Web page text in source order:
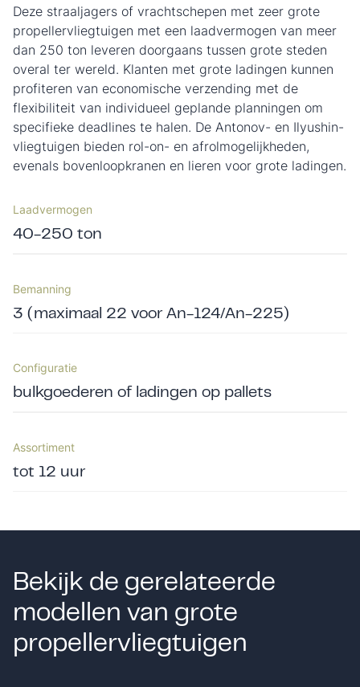
Deze straaljagers of vrachtschepen met zeer grote
propellervliegtuigen met een laadvermogen van meer
dan 250 ton leveren doorgaans tussen grote steden
overal ter wereld. Klanten met grote ladingen kunnen
profiteren van economische verzending met de
flexibiliteit van individueel geplande planningen om
specifieke deadlines te halen. De Antonov- en Ilyushin-
vliegtuigen bieden rol-on- en afrolmogelijkheden,
evenals bovenloopkranen en lieren voor grote ladingen.
Laadvermogen
40-250 ton
Bemanning
3 (maximaal 22 voor An-124/An-225)
Configuratie
bulkgoederen of ladingen op pallets
Assortiment
tot 12 uur
Bekijk de gerelateerde
modellen van grote
propellervliegtuigen